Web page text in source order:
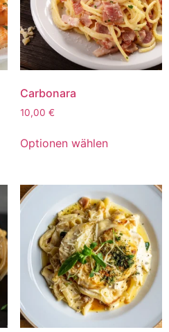
Carbonara
10,00 €
Optionen wählen